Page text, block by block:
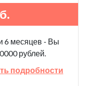
6 месяцев - Вы
рублей.
подробности